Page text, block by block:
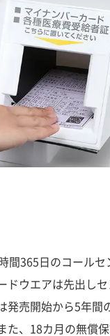
間365日のコールセ
ドウエアは先出し
発売開始から5年間
た、18カ月の無償